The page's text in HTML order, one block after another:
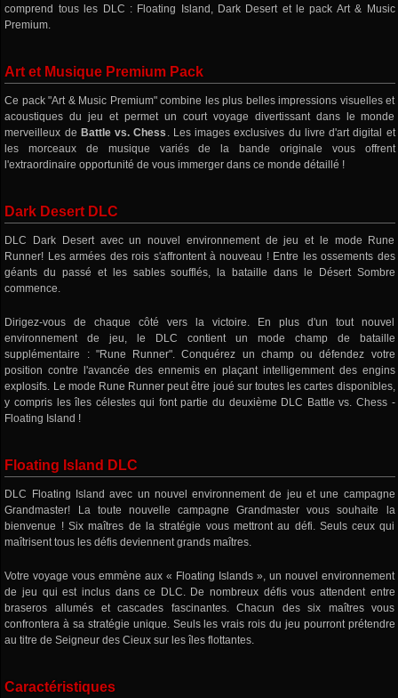
comprend tous les DLC : Floating Island, Dark Desert et le pack Art & Music
Premium.
Art et Musique Premium Pack
Ce pack "Art & Music Premium" combine les plus belles impressions visuelles et
acoustiques du jeu et permet un court voyage divertissant dans le monde
merveilleux de Battle vs. Chess . Les images exclusives du livre d'art digital et
les morceaux de musique variés de la bande originale vous offrent
l'extraordinaire opportunité de vous immerger dans ce monde détaillé !
Dark Desert DLC
DLC Dark Desert avec un nouvel environnement de jeu et le mode Rune
Runner! Les armées des rois s'affrontent à nouveau ! Entre les ossements des
géants du passé et les sables soufflés, la bataille dans le Désert Sombre
commence.
Dirigez-vous de chaque côté vers la victoire. En plus d'un tout nouvel
environnement de jeu, le DLC contient un mode champ de bataille
supplémentaire : "Rune Runner". Conquérez un champ ou défendez votre
position contre l'avancée des ennemis en plaçant intelligemment des engins
explosifs. Le mode Rune Runner peut être joué sur toutes les cartes disponibles,
y compris les îles célestes qui font partie du deuxième DLC Battle vs. Chess -
Floating Island !
Floating Island DLC
DLC Floating Island avec un nouvel environnement de jeu et une campagne
Grandmaster! La toute nouvelle campagne Grandmaster vous souhaite la
bienvenue ! Six maîtres de la stratégie vous mettront au défi. Seuls ceux qui
maîtrisent tous les défis deviennent grands maîtres.
Votre voyage vous emmène aux « Floating Islands », un nouvel environnement
de jeu qui est inclus dans ce DLC. De nombreux défis vous attendent entre
braseros allumés et cascades fascinantes. Chacun des six maîtres vous
confrontera à sa stratégie unique. Seuls les vrais rois du jeu pourront prétendre
au titre de Seigneur des Cieux sur les îles flottantes.
Caractéristiques